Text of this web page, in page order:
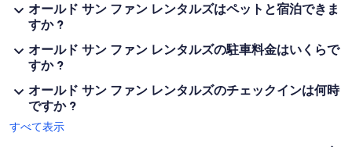
オールド サン ファン レンタルズはペットと宿泊できま
すか ?
オールド サン ファン レンタルズの駐車料金はいくらで
すか ?
オールド サン ファン レンタルズのチェックインは何時
ですか ?
すべて表示